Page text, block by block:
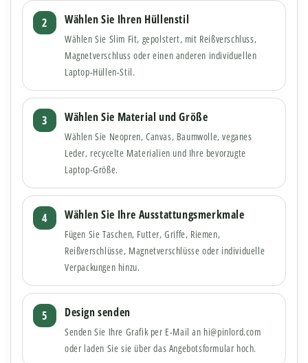
Wählen Sie Ihren Hüllenstil
Wählen Sie Slim Fit, gepolstert, mit Reißverschluss,
Magnetverschluss oder einen anderen individuellen
Laptop-Hüllen-Stil.
Wählen Sie Material und Größe
Wählen Sie Neopren, Canvas, Baumwolle, veganes
Leder, recycelte Materialien und Ihre bevorzugte
Laptop-Größe.
Wählen Sie Ihre Ausstattungsmerkmale
Fügen Sie Taschen, Futter, Griffe, Riemen,
Reißverschlüsse, Magnetverschlüsse oder individuelle
Verpackungen hinzu.
Design senden
Senden Sie Ihre Grafik per E-Mail an hi@pinlord.com
oder laden Sie sie über das Angebotsformular hoch.